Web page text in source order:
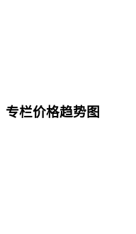
专栏价格趋势图